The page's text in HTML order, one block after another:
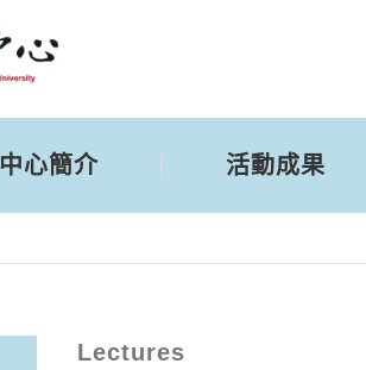
中心簡介 活動成果
Lectures